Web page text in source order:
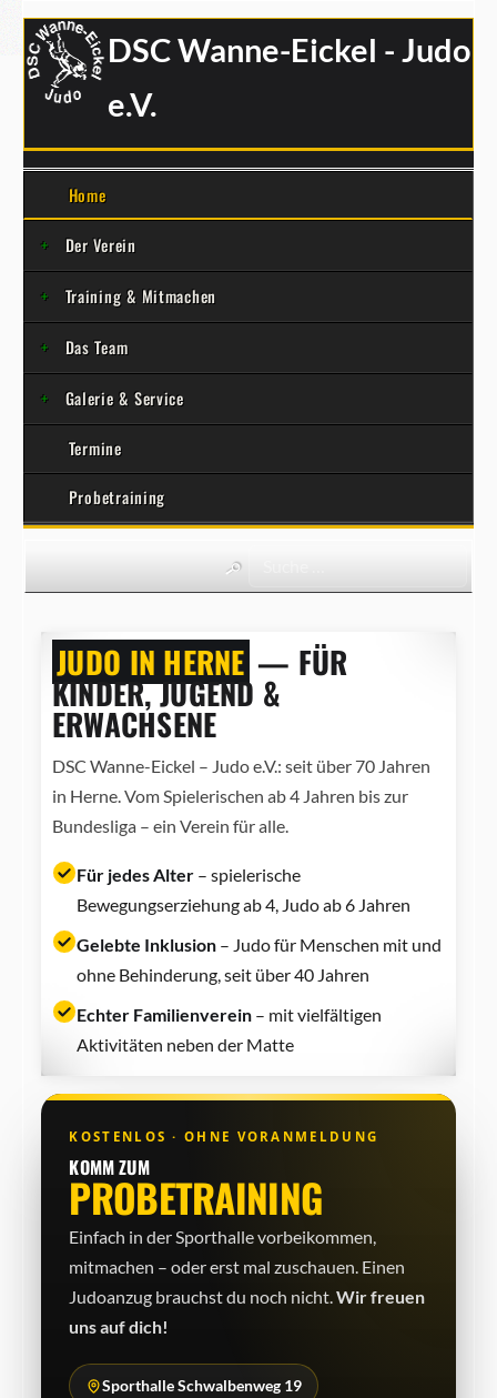
DSC Wanne-Eickel - Judo
e.V.
Home
Der Verein
Training & Mitmachen
Das Team
Galerie & Service
Termine
Probetraining
JUDO IN HERNE — FÜR
KINDER, JUGEND &
ERWACHSENE
DSC Wanne-Eickel – Judo e.V.: seit über 70 Jahren
in Herne. Vom Spielerischen ab 4 Jahren bis zur
Bundesliga – ein Verein für alle.
Für jedes Alter– spielerische
Bewegungserziehung ab 4, Judo ab 6 Jahren
Gelebte Inklusion– Judo für Menschen mit und
ohne Behinderung, seit über 40 Jahren
Echter Familienverein– mit vielfältigen
Aktivitäten neben der Matte
KOSTENLOS · OHNE VORANMELDUNG
KOMM ZUM
PROBETRAINING
Einfach in der Sporthalle vorbeikommen,
mitmachen – oder erst mal zuschauen. Einen
Judo­anzug brauchst du noch nicht.Wir freuen
uns auf dich!
Sporthalle Schwalbenweg 19